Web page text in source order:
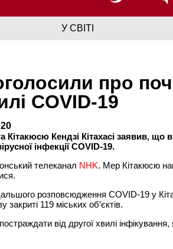
У СВІТІ
про
COVID-19
Кітакюсю Кендзі Кітахасі заявив, що
інфекції COVID-19.
телеканал NHK. Мер Кітакюсю
розповсюдження COVID-19 у
119 міських об’єктів.
від другої хвилі